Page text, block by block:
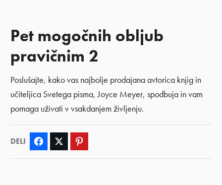
Pet mogočnih obljub
pravičnim 2
Poslušajte, kako vas najbolje prodajana avtorica knjig in
učiteljica Svetega pisma, Joyce Meyer, spodbuja in vam
pomaga uživati ​​v vsakdanjem življenju.
DELI Facebook Twitter